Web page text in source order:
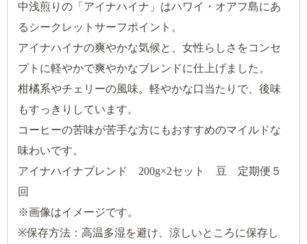
中浅煎りの「アイナハイナ」はハワイ・オアフ島にあ
るシークレットサーフポイント。
アイナハイナの爽やかな気候と、女性らしさをコンセ
プトに軽やかで爽やかなブレンドに仕上げました。
柑橘系やチェリーの風味。軽やかな口当たりで、後味
もすっきりしています。
コーヒーの苦味が苦手な方にもおすすめのマイルドな
味わいです。
アイナハイナブレンド 200g×2セット 豆 定期便５
回
※画像はイメージです。
※保存方法：高温多湿を避け、涼しいところに保存し